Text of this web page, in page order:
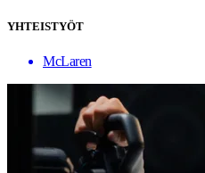
YHTEISTYÖT
McLaren